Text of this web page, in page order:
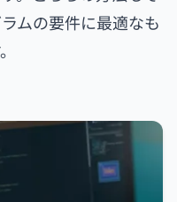
ムの要件に最適なも